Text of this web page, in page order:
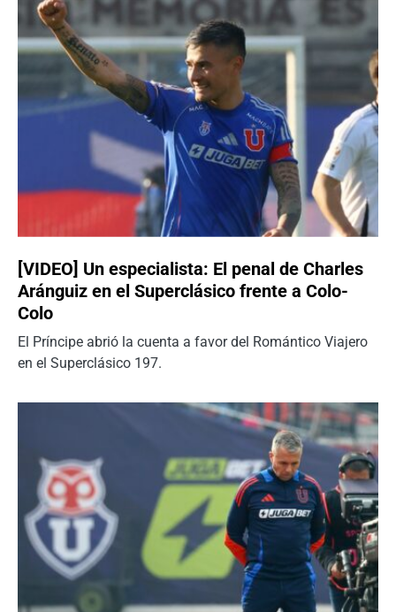
[VIDEO] Un especialista: El penal de Charles
Aránguiz en el Superclásico frente a Colo-
Colo
El Príncipe abrió la cuenta a favor del Romántico Viajero
en el Superclásico 197.